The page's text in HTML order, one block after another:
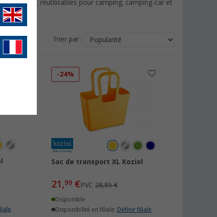
et réutilisables pour camping, camping-car et
Trier par :
-24%
Sac de transport XL Koziol
21,99 €PVC28,95 €
Disponible
Disponibilité en filiale: Définir filiale